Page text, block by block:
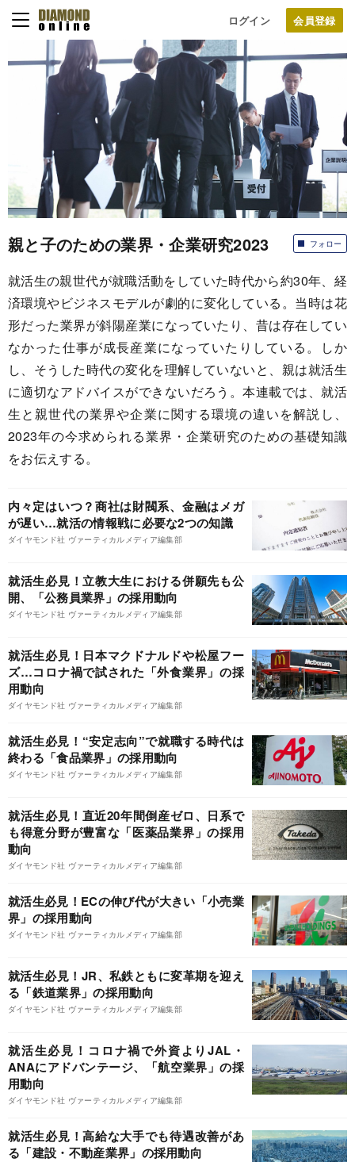
ログイン
フォロー
親と子のための業界・企業研究2023
就活生の親世代が就職活動をしていた時代から約30年、経
済環境やビジネスモデルが劇的に変化している。当時は花
形だった業界が斜陽産業になっていたり、昔は存在してい
なかった仕事が成長産業になっていたりしている。しか
し、そうした時代の変化を理解していないと、親は就活生
に適切なアドバイスができないだろう。本連載では、就活
生と親世代の業界や企業に関する環境の違いを解説し、
2023年の今求められる業界・企業研究のための基礎知識
をお伝えする。
内々定はいつ？商社は財閥系、金融はメガ
が遅い…就活の情報戦に必要な2つの知識
ダイヤモンド社 ヴァーティカルメディア編集部
就活生必見！立教大生における併願先も公
開、「公務員業界」の採用動向
ダイヤモンド社 ヴァーティカルメディア編集部
就活生必見！日本マクドナルドや松屋フー
ズ…コロナ禍で試された「外食業界」の採
用動向
ダイヤモンド社 ヴァーティカルメディア編集部
就活生必見！“安定志向”で就職する時代は
終わる「食品業界」の採用動向
ダイヤモンド社 ヴァーティカルメディア編集部
就活生必見！直近20年間倒産ゼロ、日系で
も得意分野が豊富な「医薬品業界」の採用
動向
ダイヤモンド社 ヴァーティカルメディア編集部
就活生必見！ECの伸び代が大きい「小売業
界」の採用動向
ダイヤモンド社 ヴァーティカルメディア編集部
就活生必見！JR、私鉄ともに変革期を迎え
る「鉄道業界」の採用動向
ダイヤモンド社 ヴァーティカルメディア編集部
就活生必見！コロナ禍で外資よりJAL・
ANAにアドバンテージ、「航空業界」の採
用動向
ダイヤモンド社 ヴァーティカルメディア編集部
就活生必見！高給な大手でも待遇改善があ
る「建設・不動産業界」の採用動向